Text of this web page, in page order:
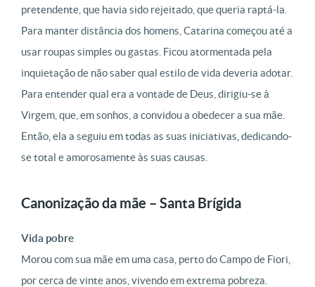
pretendente, que havia sido rejeitado, que queria raptá-la.
Para manter distância dos homens, Catarina começou até a
usar roupas simples ou gastas. Ficou atormentada pela
inquietação de não saber qual estilo de vida deveria adotar.
Para entender qual era a vontade de Deus, dirigiu-se à
Virgem, que, em sonhos, a convidou a obedecer a sua mãe.
Então, ela a seguiu em todas as suas iniciativas, dedicando-
se total e amorosamente às suas causas.
Canonização da mãe – Santa Brígida
Vida pobre
Morou com sua mãe em uma casa, perto do Campo de Fiori,
por cerca de vinte anos, vivendo em extrema pobreza.